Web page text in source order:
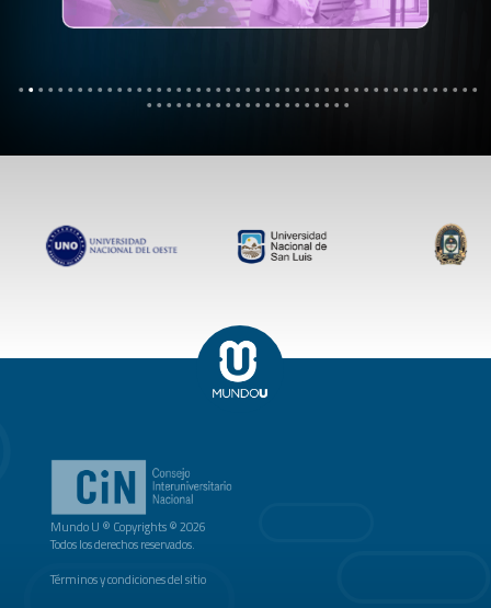
Mundo U ® Copyrights © 2026
Todos los derechos reservados.
Términos y condiciones del sitio